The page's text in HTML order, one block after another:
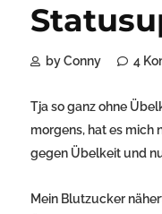
by Conny 4
Tja so ganz ohne
morgens, hat es mich
gegen Übelkeit und
Mein Blutzucker